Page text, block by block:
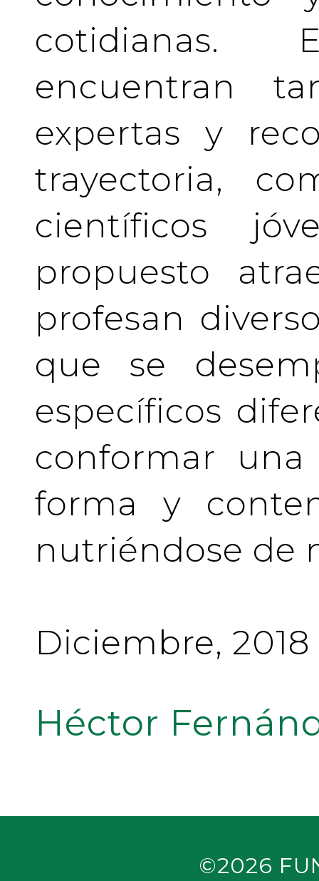
encuentran
expertas y
trayectoria,
científicos
propuesto
profesan
que se
específicos
conformar
forma y
nutriéndose de
Diciembre, 2018
Héctor
©2026